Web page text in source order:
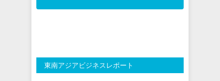
東南アジアビジネスレポート